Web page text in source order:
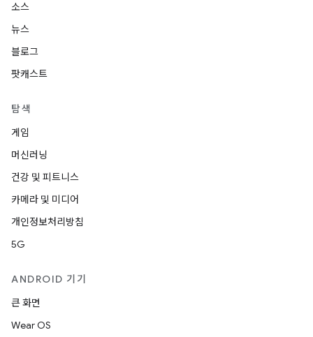
소스
뉴스
블로그
팟캐스트
탐색
게임
머신러닝
건강 및 피트니스
카메라 및 미디어
개인정보처리방침
5G
ANDROID 기기
큰 화면
Wear OS